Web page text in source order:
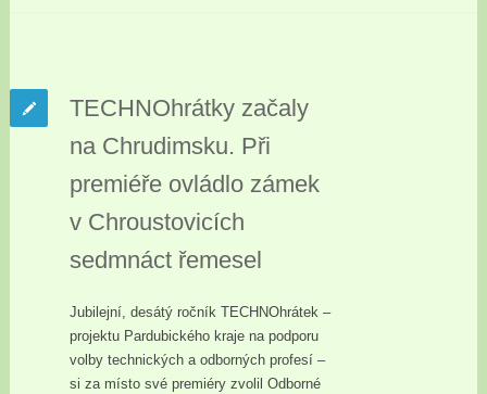
TECHNOhrátky začaly
na Chrudimsku. Při
premiéře ovládlo zámek
v Chroustovicích
sedmnáct řemesel
Jubilejní, desátý ročník TECHNOhrátek –
projektu Pardubického kraje na podporu
volby technických a odborných profesí –
si za místo své premiéry zvolil Odborné